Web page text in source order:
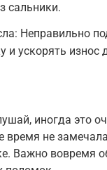
сальники.
Неправильно
и ускорять износ
иногда это
время не
Важно вовремя